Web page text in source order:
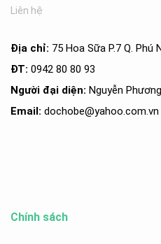
Liên hệ
Địa chỉ: 75 Hoa Sữa P.7 Q. Phú
ĐT: 0942 80 80 93
Người đại diện: Nguyễn
Email: dochobe@yahoo.com.vn
Chính sách